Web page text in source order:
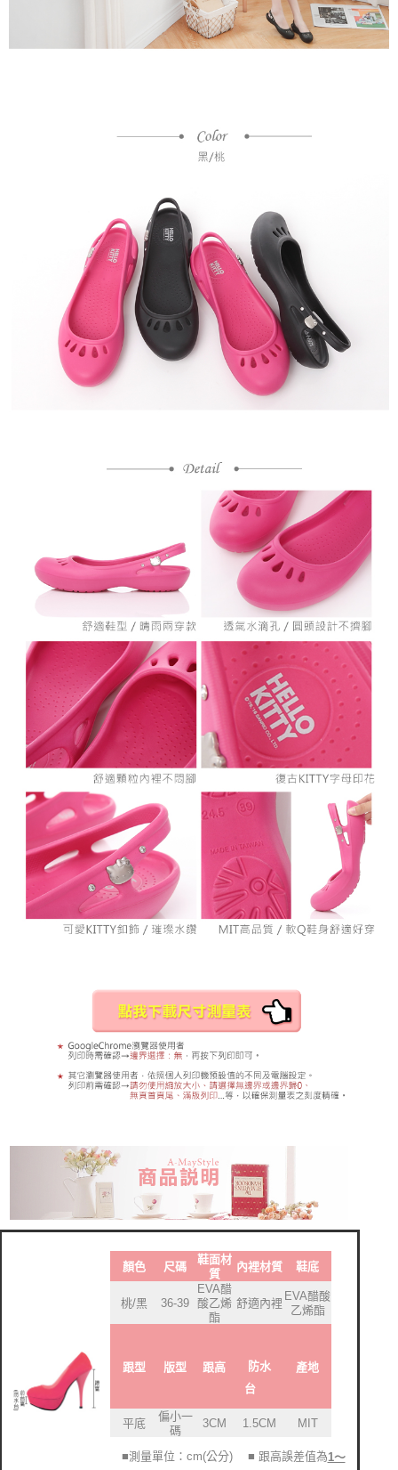
顏色 尺碼
鞋面材
質
內裡材質 鞋底
桃/黑 36-39
EVA醋
酸乙烯
酯
舒適內裡
EVA醋酸
乙烯酯
跟型 版型 跟高
防水
台
產地
平底
偏小一
碼
3CM 1.5CM MIT
■測量單位：cm(公分) ■ 跟高誤差值為1～